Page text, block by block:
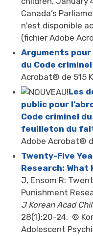
Canada’s
n'est disponible
(fichier Adobe
Arguments pour
du Code
Acrobat® de 515
Les
public pour
Code criminel
feuilleton du
Adobe Acrobat®
Twenty-Five
Research: What
J, Ensom R:
Punishment
J Korean Acad
28(1):20-24. ©
Adolescent